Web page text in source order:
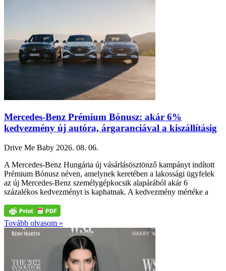
Mercedes-Benz Prémium Bónusz: akár 6%
kedvezmény új autóra, árgaranciával a kiszállításig
Drive Me Baby 2026. 08. 06.
A Mercedes-Benz Hungária új vásárlásösztönző kampányt indított
Prémium Bónusz néven, amelynek keretében a lakossági ügyfelek
az új Mercedes-Benz személygépkocsik alapárából akár 6
százalékos kedvezményt is kaphatnak. A kedvezmény mértéke a
Tovább olvasom »